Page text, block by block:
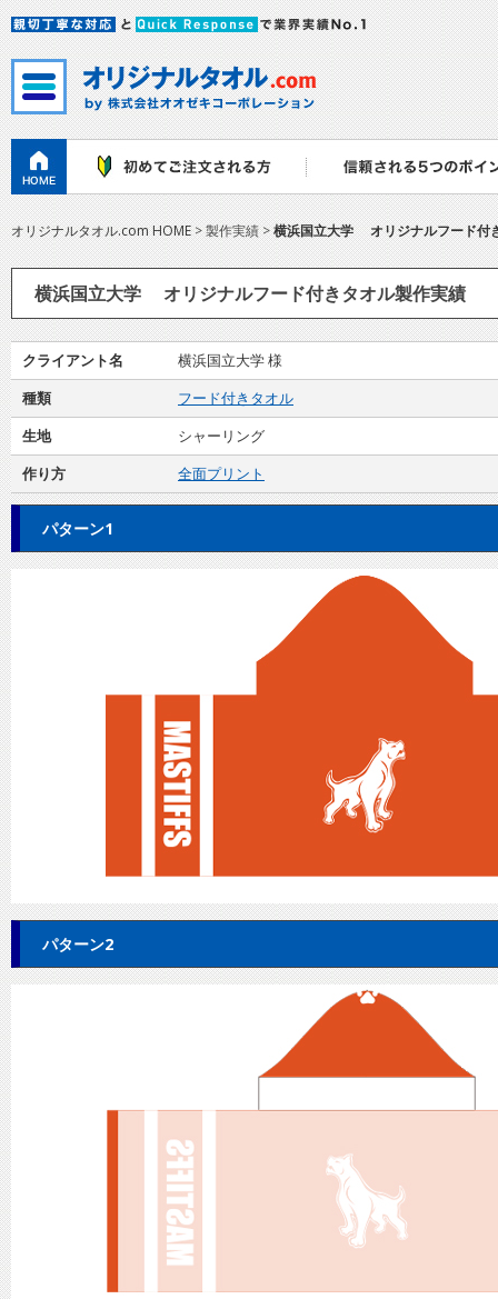
オリジナルタオル.com HOME> 製作実績 >横浜国立大学 オリジナルフード付
横浜国立大学 オリジナルフード付きタオル製作実績
クライアント名
横浜国立大学 様
種類
フード付きタオル
生地
シャーリング
作り方
全面プリント
パターン1
パターン2